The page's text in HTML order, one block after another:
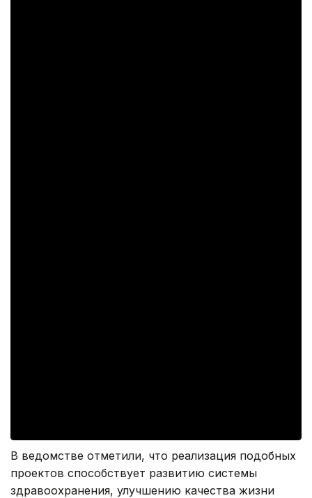
В ведомстве отметили, что реализация подобных
проектов способствует развитию системы
здравоохранения, улучшению качества жизни